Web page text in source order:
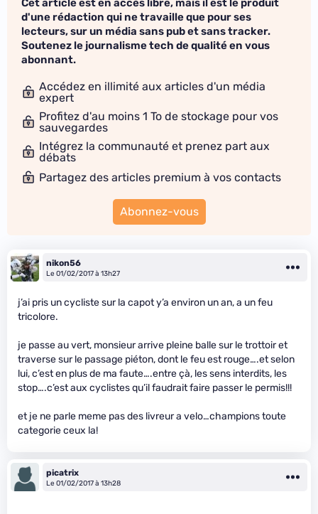
Cet article est en accès libre, mais il est le produit
d'une rédaction qui ne travaille que pour ses
lecteurs, sur un média sans pub et sans tracker.
Soutenez le journalisme tech de qualité en vous
abonnant.
Accédez en illimité aux articles d'un média
expert
Profitez d'au moins 1 To de stockage pour vos
sauvegardes
Intégrez la communauté et prenez part aux
débats
Partagez des articles premium à vos contacts
Abonnez-vous
nikon56
Le 01/02/2017 à 13h27
j’ai pris un cycliste sur la capot y’a environ un an, a un feu
tricolore.
je passe au vert, monsieur arrive pleine balle sur le trottoir et
traverse sur le passage piéton, dont le feu est rouge….et selon
lui, c’est en plus de ma faute….entre çà, les sens interdits, les
stop….c’est aux cyclistes qu’il faudrait faire passer le permis!!!
et je ne parle meme pas des livreur a velo…champions toute
categorie ceux la!
picatrix
Le 01/02/2017 à 13h28